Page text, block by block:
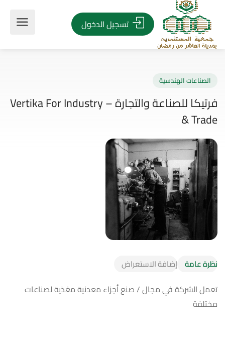
تسجيل الدخول
الهندسية
فرتيكا للصناعة والتجارة – Vertika For Industry
&
نظرة عامة إضافة الاستعراض
تعمل الشركة في مجال / صنع أجزاء معدنية مغذية لصناعات
مختلفة